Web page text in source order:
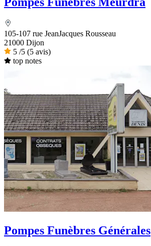
105-107 rue JeanJacques Rousseau
21000 Dijon
5 /5 (5 avis)
top notes
Pompes Funèbres Générales